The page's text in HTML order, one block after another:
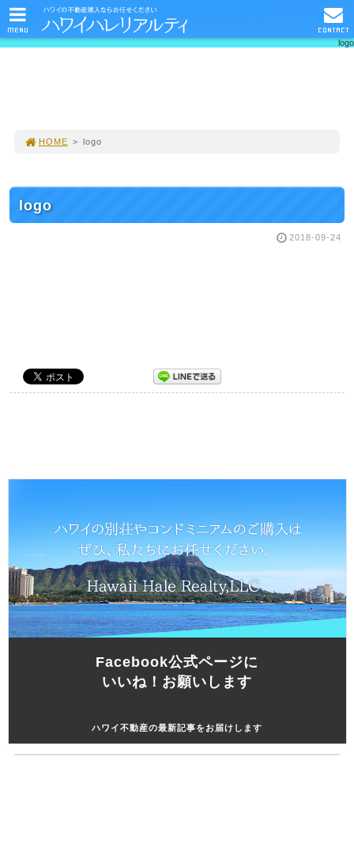
logo
HOME > logo
logo
2018-09-24
Facebook公式ページに
いいね！お願いします
ハワイ不動産の最新記事をお届けします
MENU CONTACT